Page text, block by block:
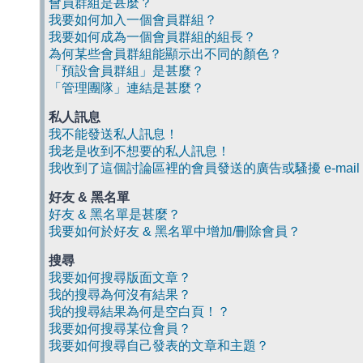
會員群組是甚麼？
我要如何加入一個會員群組？
我要如何成為一個會員群組的組長？
為何某些會員群組能顯示出不同的顏色？
「預設會員群組」是甚麼？
「管理團隊」連結是甚麼？
私人訊息
我不能發送私人訊息！
我老是收到不想要的私人訊息！
我收到了這個討論區裡的會員發送的廣告或騷擾 e-mail
好友 & 黑名單
好友 & 黑名單是甚麼？
我要如何於好友 & 黑名單中增加/刪除會員？
搜尋
我要如何搜尋版面文章？
我的搜尋為何沒有結果？
我的搜尋結果為何是空白頁！？
我要如何搜尋某位會員？
我要如何搜尋自己發表的文章和主題？